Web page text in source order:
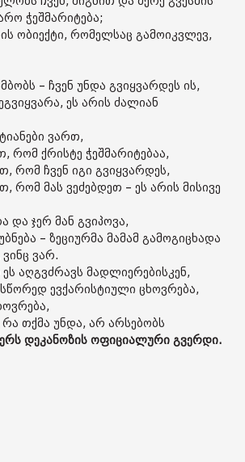
ჭეშმარიტება;
ობიექტი, რომელსაც გამოიკვლევ,
– ჩვენ უნდა გვიყვარდეს ის,
ეს არის ძალიან
ვართ,
რომ ქრისტე ჭეშმარიტებაა,
რომ ჩვენ იგი გვიყვარდეს,
რომ მას ვეძებდეთ – ეს არის მისივე
და ჯერ მან გვიპოვა,
– ზეციურმა მამამ გამოგიცხადა
ვარ.
ეს აღგვძრავს მადლიერებისკენ,
ევქარისტიული ცხოვრება,
თქმა უნდა, არ არსებობს
დეკანოზის ოფიციალური გვერდი.